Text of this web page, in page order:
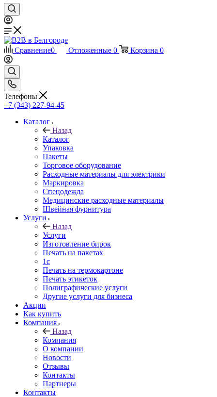
Сравнение0 Отложенные 0 Корзина 0
Телефоны
+7 (343) 227-94-45
Каталог
Назад
Каталог
Упаковка
Пакеты
Торговое оборудование
Расходные материалы для электрики
Маркировка
Спецодежда
Медицинские расходные материалы
Швейная фурнитура
Услуги
Назад
Услуги
Изготовление бирок
Печать на пакетах
1c
Печать на термокартоне
Печать этикеток
Полиграфические услуги
Другие услуги для бизнеса
Акции
Как купить
Компания
Назад
Компания
О компании
Новости
Отзывы
Контакты
Партнеры
Контакты